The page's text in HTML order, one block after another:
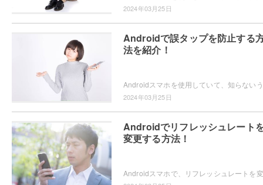
2024年03月25日
Androidで誤タップを防止する
法を紹介！
2024年03月25日
Androidでリフレッシュレート
変更する方法！